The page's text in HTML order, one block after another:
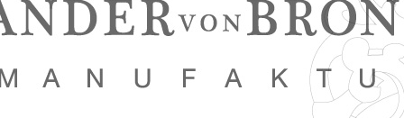
NETZWERK
PRESSE, VERANSTALTUNGEN,